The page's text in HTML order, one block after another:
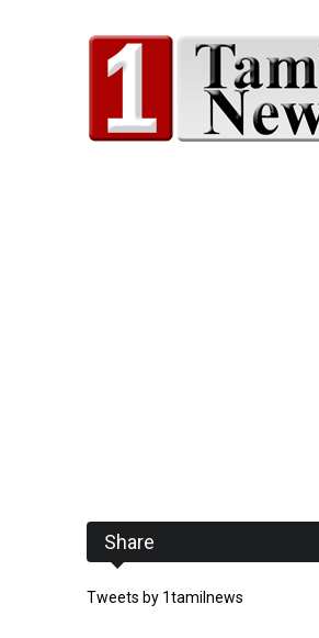
Share
Tweets by 1tamilnews